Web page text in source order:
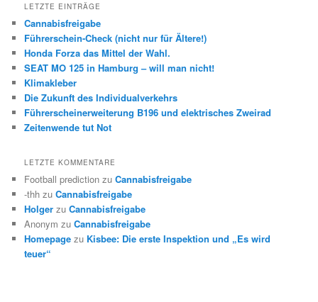
LETZTE EINTRÄGE
Cannabisfreigabe
Führerschein-Check (nicht nur für Ältere!)
Honda Forza das Mittel der Wahl.
SEAT MO 125 in Hamburg – will man nicht!
Klimakleber
Die Zukunft des Individualverkehrs
Führerscheinerweiterung B196 und elektrisches Zweirad
Zeitenwende tut Not
LETZTE KOMMENTARE
Football prediction zuCannabisfreigabe
-thh zuCannabisfreigabe
Holger zuCannabisfreigabe
Anonym zuCannabisfreigabe
Homepage zu Kisbee: Die erste Inspektion und „Es wird
teuer“